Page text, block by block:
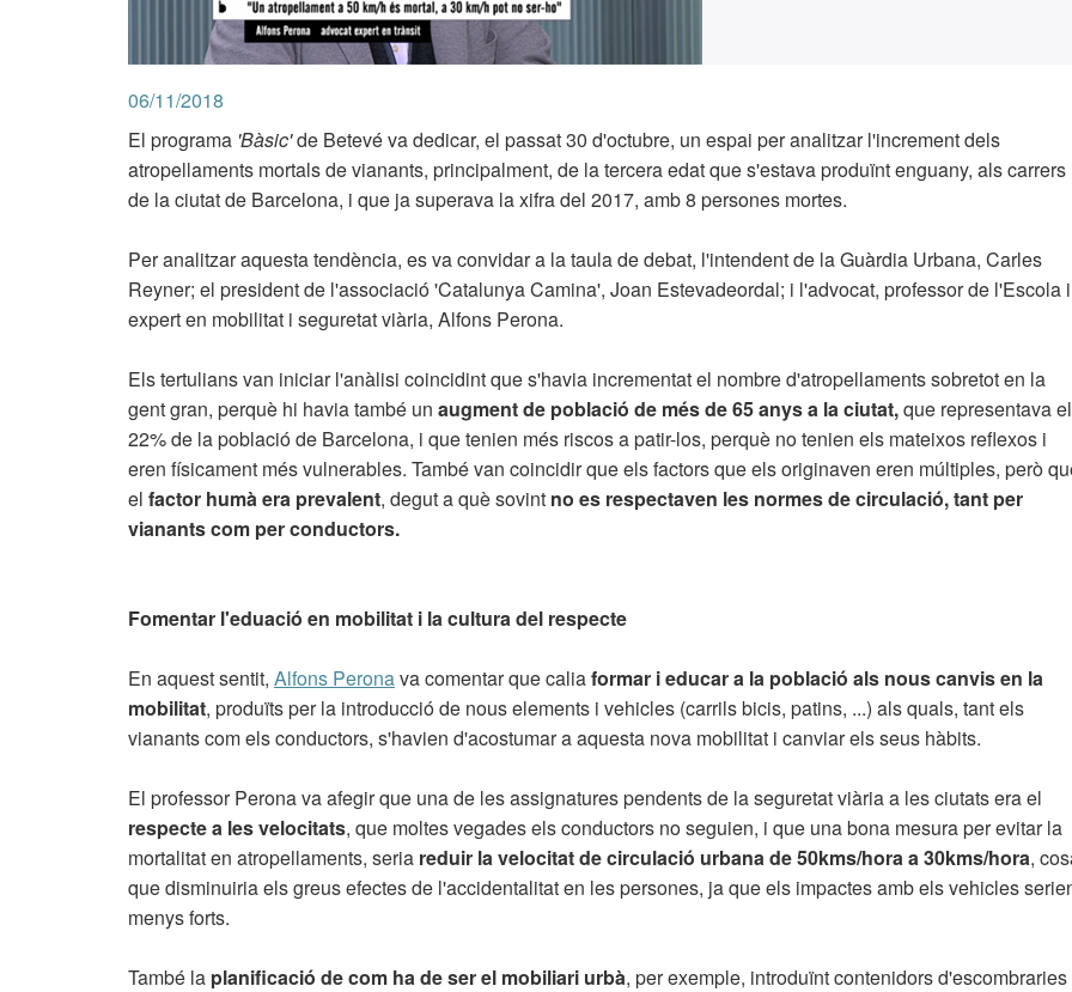
06/11/2018
El programa 'Bàsic'de Betevé va dedicar, el passat 30 d'octubre, un espai per analitzar l'increment dels
atropellaments mortals de vianants, principalment, de la tercera edat que s'estava produïnt enguany, als carrers
de la ciutat de Barcelona, i que ja superava la xifra del 2017, amb 8 persones mortes.
Per analitzar aquesta tendència, es va convidar a la taula de debat, l'intendent de la Guàrdia Urbana, Carles
Reyner; el president de l'associació 'Catalunya Camina', Joan Estevadeordal; i l'advocat, professor de l'Escola i
expert en mobilitat i seguretat viària, Alfons Perona.
Els tertulians van iniciar l'anàlisi coincidint que s'havia incrementat el nombre d'atropellaments sobretot en la
gent gran, perquè hi havia també un augment de població de més de 65 anys a la ciutat,que representava el
22% de la població de Barcelona, i que tenien més riscos a patir-los, perquè no tenien els mateixos reflexos i
eren físicament més vulnerables. També van coincidir que els factors que els originaven eren múltiples, però
el factor humà era prevalent, degut a què sovint no es respectaven les normes de circulació, tant per
vianants com per conductors.
Fomentar l'eduació en mobilitat i la cultura del respecte
En aquest sentit, Alfons Peronava comentar que caliaformar i educar a la població als nous canvis en la
mobilitat, produïts per la introducció de nous elements i vehicles (carrils bicis, patins, ...) als quals, tant els
vianants com els conductors, s'havien d'acostumar a aquesta nova mobilitat i canviar els seus hàbits.
El professor Perona va afegir que una de les assignatures pendents de la seguretat viària a les ciutats era el
respecte a les velocitats, que moltes vegades els conductors no seguien, i que una bona mesura per evitar la
mortalitat en atropellaments, seria reduir la velocitat de circulació urbana de 50kms/hora a 30kms/hora,
que disminuiria els greus efectes de l'accidentalitat en les persones, ja que els impactes amb els vehicles
menys forts.
També la planificació de com ha de ser el mobiliari urbà, per exemple, introduïnt contenidors d'escombraries